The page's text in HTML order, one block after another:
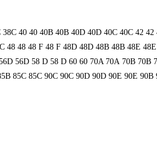
38С 40 40 40B 40B 40D 40D 40С 40С 42 42
48 48 48 F 48 F 48D 48D 48В 48В 48Е 48Е
56D 58 D 58 D 60 60 70A 70A 70B 70B
85С 85С 90C 90C 90D 90D 90E 90E 90В